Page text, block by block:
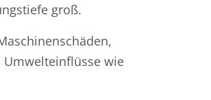
groß.
wie